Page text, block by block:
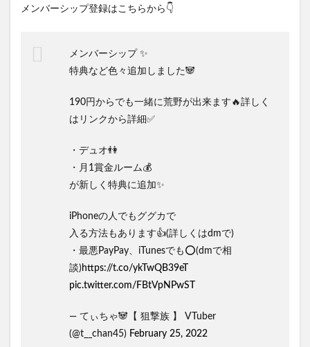
メンバーシップ登録はこちらから👇
メンバーシップ ✨
特典など色々追加しました🐼
190円からでも一緒に荒野が出来ます🔥詳しく
はリンクから詳細✅
・デュオ👫
・月1賞金ルーム💰
が新しく特典に追加✨
iPhoneの人でもググカで
入る方法もあります👍(詳しくはdmで)
・最悪PayPay、iTunesでも⭕️(dmで相
談)https://t.co/ykTwQB39eT
pic.twitter.com/FBtVpNPwST
— てぃちゃ🐼【 狙撃族 】 VTuber
(@t__chan45) February 25, 2022